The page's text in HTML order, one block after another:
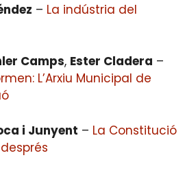
– La indústria del
Camps, Ester Cladera –
L’Arxiu Municipal de
i Junyent – La Constitució